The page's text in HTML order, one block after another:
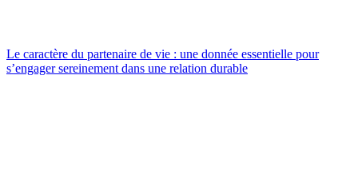
Le caractère du partenaire de vie : une donnée essentielle pour
s’engager sereinement dans une relation durable